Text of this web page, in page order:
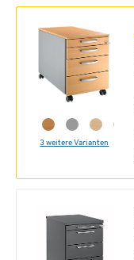
3 weitere Varianten